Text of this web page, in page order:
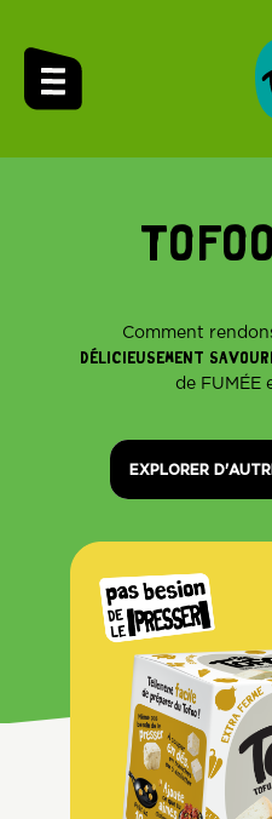
Comment
DÉLICIEUSEMENT
de FUMÉE
EXPLORER